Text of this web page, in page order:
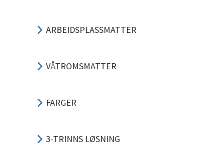
ARBEIDSPLASSMATTER
VÅTROMSMATTER
FARGER
3-TRINNS LØSNING